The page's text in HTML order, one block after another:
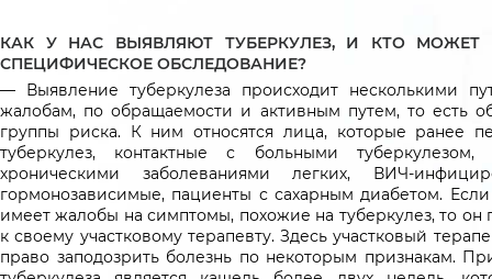
КАК У НАС ВЫЯВЛЯЮТ ТУБЕРКУЛЕЗ, И КТО МОЖЕТ
СПЕЦИФИЧЕСКОЕ ОБСЛЕДОВАНИЕ?
— Выявление туберкулеза происходит несколькими
жалобам, по обращаемости и активным путем, то есть
группы риска. К ним относятся лица, которые ранее
туберкулез, контактные с больными
хроническими заболеваниями легких, ВИЧ-
гормонозависимые, пациенты с сахарным диабетом.
имеет жалобы на симптомы, похожие на туберкулез, то он
к своему участковому терапевту. Здесь участковый
право заподозрить болезнь по некоторым признакам.